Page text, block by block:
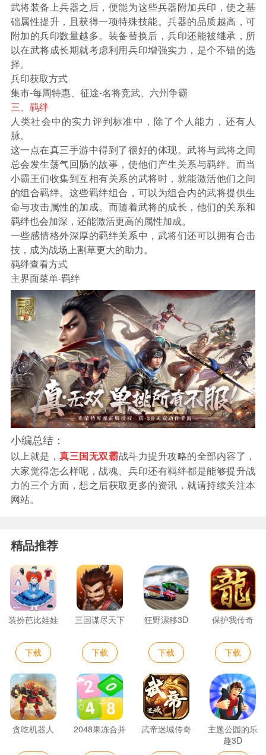
武将装备上兵器之后，便能为这些兵器附加兵印，使之基
础属性提升，且获得一项特殊技能。兵器的品质越高，可
附加的兵印数量越多。装备替换后，兵印还能被继承，所
以在武将成长期就考虑利用兵印增强实力，是个不错的选
择。
兵印获取方式
集市-每周特惠、征途-名将竞武、六州争霸
三、羁绊
人类社会中的实力评判标准中，除了个人能力，还有人
脉。
这一点在真三手游中得到了很好的体现。武将与武将之间
总会发生荡气回肠的故事，使他们产生关系与羁绊。而当
小霸王们收集到互相有关系的武将时，就能激活他们之间
的组合羁绊。这些羁绊组合，可以为组合内的武将提供生
命与攻击属性的加成。而随着武将的成长，他们的关系和
羁绊也会加深，还能激活更高的属性加成。
一些感情格外深厚的羁绊关系中，武将们还可以拥有合击
技，成为战场上割草更大的助力。
羁绊查看方式
主界面菜单-羁绊
小编总结：
以上就是，真三国无双霸战斗力提升攻略的全部内容了，
大家觉得怎么样呢，战魂、兵印还有羁绊都是能够提升战
力的三个方面，想之后获取更多的资讯，就请持续关注本
网站。
精品推荐
装扮芭比娃娃
下载
三国谋尽天下
下载
狂野漂移3D
下载
保护我传奇
下载
贪吃机器人 2048果冻合并 武帝迷城传奇
主题公园的乐
趣3D